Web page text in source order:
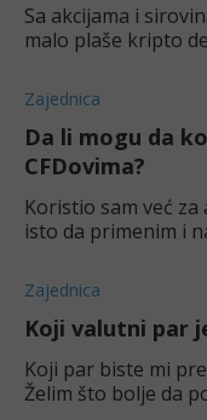
Sa akcijama i
malo plaše kripto
derivatima uopšte?
Zajednica
Da li mogu da
CFDovima?
Koristio sam već
isto da primenim i
Zajednica
Koji valutni par
Koji par biste mi
Želim što bolje da